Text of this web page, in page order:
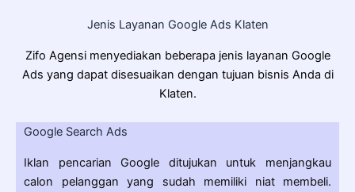
Jenis Layanan Google Ads Klaten
Zifo Agensi menyediakan beberapa jenis layanan Google
Ads yang dapat disesuaikan dengan tujuan bisnis Anda di
Klaten.
Google Search Ads
Iklan pencarian Google ditujukan untuk menjangkau
calon pelanggan yang sudah memiliki niat membeli.